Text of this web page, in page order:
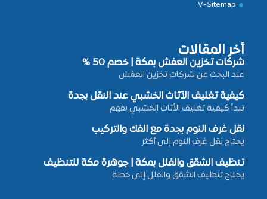
V-Sitemap
أخر المقالات
شركات تخزين العفش بمكة | خصم 50 %
عند البحث عن شركات تخزين العفش
كيفية تغليف الأثاث الخشبي عند النقل بجدة
تبدأ كيفية تغليف الأثاث الخشبي بفهم
نقل غرف النوم بجدة مع الفك والتركيب
يحتاج نقل غرف النوم إلى أكثر
تنظيف الشقق والفلل بمكة | جوهرة مكة للتنظيف
يحتاج تنظيف الشقق والفلل إلى خطة